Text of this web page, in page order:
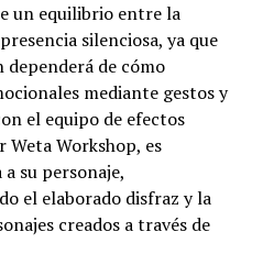
un equilibrio entre la
silenciosa, ya que
de cómo
mediante gestos y
el equipo de efectos
Weta Workshop, es
su personaje,
el elaborado disfraz y la
creados a través de